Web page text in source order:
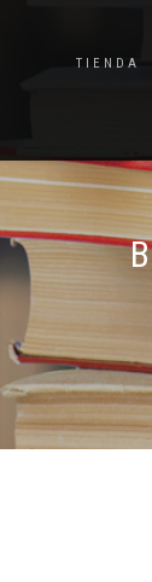
TIENDA